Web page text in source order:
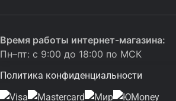
Время работы интернет-магазина:
Пн–пт: с 9:00 до 18:00 по МСК
Политика конфиденциальности